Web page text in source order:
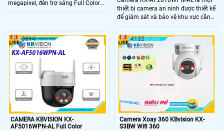
megapixel, đèn trợ sáng Full Color
30m, khả năng xoay 360 độ, thu âm
thiết bị camera an ninh được thiết kế
để giám sát và bảo vệ khu vực cần
được quan sát. KX-AF2016WPN-AL
được trang bị với các tính năng
nâng cao như cảm biến chuyển
động, hồng ngoại và chống ngược
sáng giúp cải thiện khả năng quan
sát vào ban đêm hoặc trong môi
CAMERA KBVISION KX-
AF5016WPN-AL Full Color
3814
Camera Xoay 360 KBvision KX-
S3BW Wifi 360
4135